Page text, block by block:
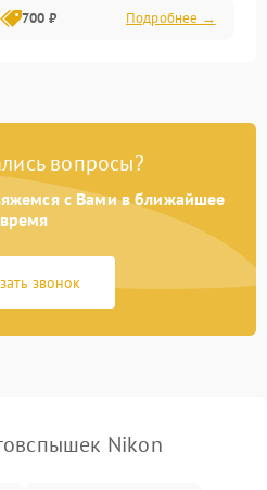
700 ₽ Подробнее →
вопросы?
с Вами в ближайшее
время
звонок
Nikon